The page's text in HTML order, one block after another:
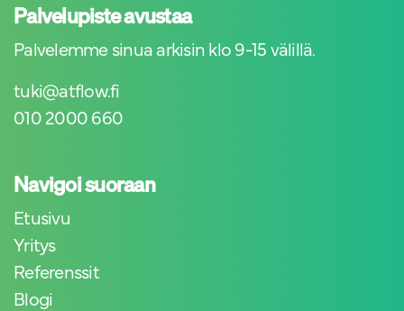
Palvelupiste avustaa
Palvelemme sinua arkisin klo 9-15 välillä.
tuki@atflow.fi
010 2000 660
Navigoi suoraan
Etusivu
Yritys
Referenssit
Blogi